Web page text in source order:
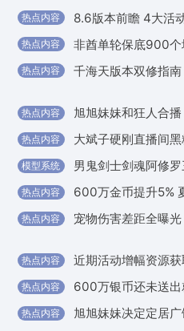
热点内容
热点内容
热点内容
热点内容
热点内容
模型系统
热点内容
热点内容 宠物伤害差距全曝
热点内容
热点内容 600万银币还未送
热点内容